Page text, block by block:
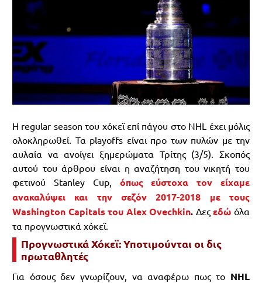
Η regular season του χόκεϊ επί πάγου στο NHL έχει μόλις
ολοκληρωθεί. Τα playoffs είναι προ των πυλών με την
αυλαία να ανοίγει ξημερώματα Τρίτης (3/5). Σκοπός
αυτού του άρθρου είναι η αναζήτηση του νικητή του
φετινού Stanley Cup, όπως εύστοχα τον είχαμε
ανακαλύψει και την σεζόν 2017-2018 με τους
Washington Capitals του Alex Ovechkin. Δεςεδώόλα
τα προγνωστικά χόκεϊ.
Προγνωστικά Χόκεϊ: Υποτιμούνται οι δις
πρωταθλητές
Για όσους δεν γνωρίζουν, να αναφέρω πως το NHL